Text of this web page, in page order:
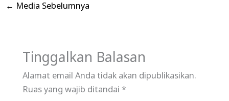
← Media Sebelumnya
Tinggalkan Balasan
Alamat email Anda tidak akan dipublikasikan.
Ruas yang wajib ditandai *